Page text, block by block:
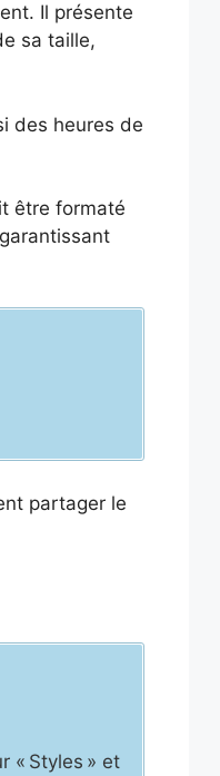
Il présente
sa taille,
des heures de
être formaté
partager le
« Styles » et